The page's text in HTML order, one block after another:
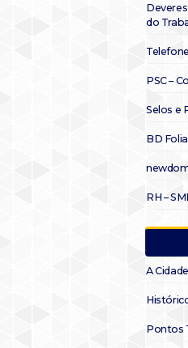
do
PSC –
Selos e
BD
RH –
A Cidade
Pontos